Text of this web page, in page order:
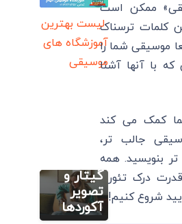
ممکن است
کلمات ترسناک
موسیقی شما را
با آنها آشنا
کمک می کند
جالب تر،
بنویسید. همه
درک تئوری
شروع کنیم!
لیست بهترین
آموزشگاه های
موسیقی
آموزش
گیری
گیتار:
جدول
آکورد های
گیتار و
تصویر
آکوردها
آکورد
آهنگ
های
معروف
سایت آموزش
آهنگسازی و
تنظیم